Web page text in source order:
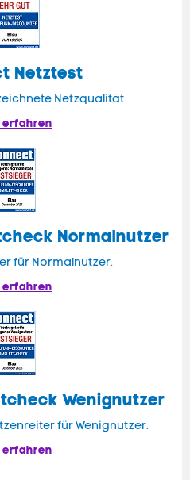
Netztest
Netzqualität.
erfahren
Normalnutzer
für Normalnutzer.
erfahren
Wenignutzer
für Wenignutzer.
erfahren